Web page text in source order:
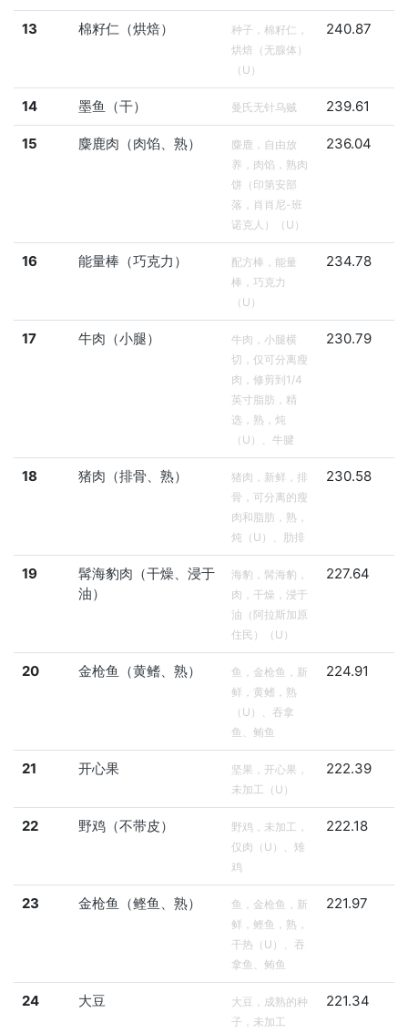
13 棉籽仁（烘焙）
种子，棉籽仁，
烘焙（无腺体）
（U）
240.87
14 墨鱼（干） 曼氏无针乌贼 239.61
15 麋鹿肉（肉馅、熟）
麋鹿，自由放
养，肉馅，熟肉
饼（印第安部
落，肖肖尼-班
诺克人）（U）
236.04
16 能量棒（巧克力）
配方棒，能量
棒，巧克力
（U）
234.78
17 牛肉（小腿）
牛肉，小腿横
切，仅可分离瘦
肉，修剪到1/4
英寸脂肪，精
选，熟，炖
（U）、牛腱
230.79
18 猪肉（排骨、熟）
猪肉，新鲜，排
骨，可分离的瘦
肉和脂肪，熟，
炖（U）、肋排
230.58
19
髯海豹肉（干燥、浸于
油）
海豹，髯海豹，
肉，干燥，浸于
油（阿拉斯加原
住民）（U）
227.64
20 金枪鱼（黄鳍、熟）
鱼，金枪鱼，新
鲜，黄鳍，熟
（U）、吞拿
鱼、鲔鱼
224.91
21 开心果
坚果，开心果，
未加工（U）
222.39
22 野鸡（不带皮）
野鸡，未加工，
仅肉（U）、雉
鸡
222.18
23 金枪鱼（鲣鱼、熟）
鱼，金枪鱼，新
鲜，鲣鱼，熟，
干热（U）、吞
拿鱼、鲔鱼
221.97
24 大豆
大豆，成熟的种
子，未加工
221.34